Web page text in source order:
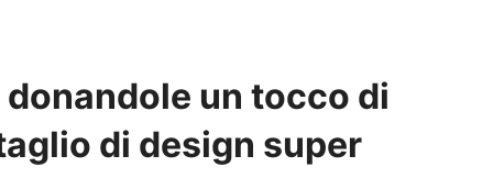
un tocco di
di design super